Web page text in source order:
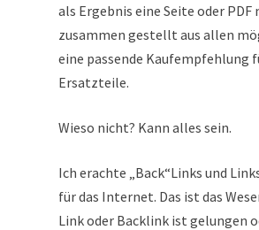
als Ergebnis eine Seite oder
zusammen gestellt aus allen
eine passende Kaufempfehlung
Ersatzteile.
Wieso nicht? Kann alles sein.
Ich erachte „Back“Links und
für das Internet. Das ist das
Link oder Backlink ist gelungen